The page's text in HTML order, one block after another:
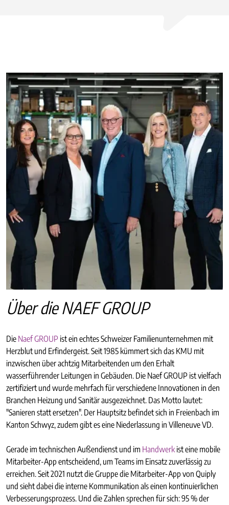
Über die NAEF GROUP
Die Naef GROUP ist ein echtes Schweizer Familienunternehmen mit
Herzblut und Erfindergeist. Seit 1985 kümmert sich das KMU mit
inzwischen über achtzig Mitarbeitenden um den Erhalt
wasserführender Leitungen in Gebäuden. Die Naef GROUP ist vielfach
zertifiziert und wurde mehrfach für verschiedene Innovationen in den
Branchen Heizung und Sanitär ausgezeichnet. Das Motto lautet:
"Sanieren statt ersetzen". Der Hauptsitz befindet sich in Freienbach im
Kanton Schwyz, zudem gibt es eine Niederlassung in Villeneuve VD.
Gerade im technischen Außendienst und im Handwerkist eine mobile
Mitarbeiter-App entscheidend, um Teams im Einsatz zuverlässig zu
erreichen. Seit 2021 nutzt die Gruppe die Mitarbeiter-App von Quiply
und sieht dabei die interne Kommunikation als einen kontinuierlichen
Verbesserungsprozess. Und die Zahlen sprechen für sich: 95 % der